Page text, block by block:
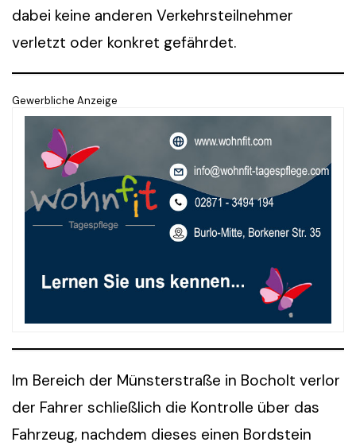
dabei keine anderen Verkehrsteilnehmer
verletzt oder konkret gefährdet.
Gewerbliche Anzeige
Im Bereich der Münsterstraße in Bocholt verlor
der Fahrer schließlich die Kontrolle über das
Fahrzeug, nachdem dieses einen Bordstein